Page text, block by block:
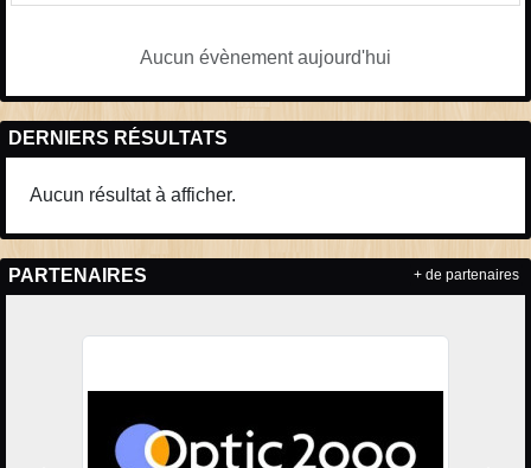
Aucun évènement aujourd'hui
DERNIERS RÉSULTATS
Aucun résultat à afficher.
PARTENAIRES + de partenaires